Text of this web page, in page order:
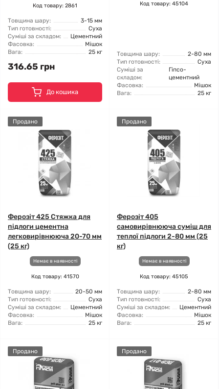
Код товару: 2861
Товщина шару:
3-15 мм
Тип готовності:
Суха
Суміші за складом:
Цементний
Фасовка:
Мішок
Вага:
25 кг
316.65 грн
До кошика
Код товару: 45104
Товщина шару:
2-80 мм
Тип готовності:
Суха
Суміші за
складом:
Гіпсо-
цементний
Фасовка:
Мішок
Вага:
25 кг
Продано
Ферозіт 425 Стяжка для
підлоги цементна
легковирівнююча 20-70 мм
(25 кг)
Немає в наявності
Код товару: 41570
Товщина шару:
20-50 мм
Тип готовності:
Суха
Суміші за складом:
Цементний
Фасовка:
Мішок
Вага:
25 кг
Продано
Ферозіт 405
самовирівнююча суміш для
теплої підлоги 2-80 мм (25
кг)
Немає в наявності
Код товару: 45105
Товщина шару:
2-80 мм
Тип готовності:
Суха
Суміші за складом:
Цементний
Фасовка:
Мішок
Вага:
25 кг
Продано Продано